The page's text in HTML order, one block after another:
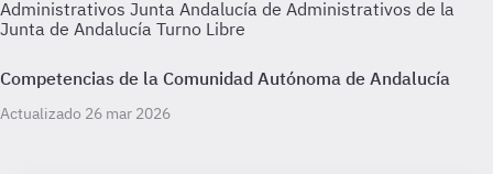
Administrativos Junta Andalucía de Administrativos de la
Junta de Andalucía Turno Libre
Competencias de la Comunidad Autónoma de Andalucía
Actualizado 26 mar 2026